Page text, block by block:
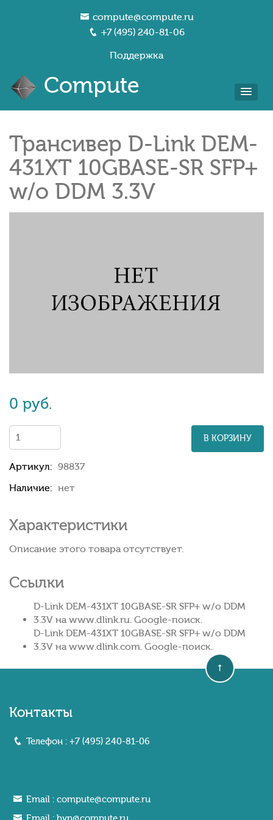
compute@compute.ru
+7 (495) 240-81-06
Поддержка
Compute
Трансивер D-Link DEM-
431XT 10GBASE-SR SFP+
w/o DDM 3.3V
0 руб.
В КОРЗИНУ
Артикул: 98837
Наличие: нет
Характеристики
Описание этого товара отсутствует.
Ссылки
D-Link DEM-431XT 10GBASE-SR SFP+ w/o DDM
3.3V на www.dlink.ru. Google-поиск.
D-Link DEM-431XT 10GBASE-SR SFP+ w/o DDM
3.3V на www.dlink.com. Google-поиск.
Контакты
Телефон : +7 (495) 240-81-06
Email : compute@compute.ru